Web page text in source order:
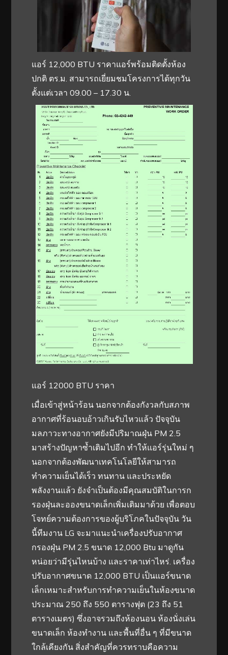
แอร์ 12,000 BTU ราคาแอร์พร้อมติดตั้งห้อง
ปกติ ตร.ม. สามารถเยี่ยมชมโครงการได้ทุกวัน
ตั้งแต่เวลา 09.00 – 17.30 น.
แอร์ 12000 BTU ราคา
เมื่อเข้าสู่หน้าร้อน นอกจากต้องกังวลกับสภาพ
อากาศที่ร้อนอบอ้าวเกินรับไหวแล้ว ปัจจุบัน
มลภาวะทางอากาศยังมีปริมาณฝุ่น PM 2.5
มาสร้างปัญหาซ้ำเติมไปอีก ทำให้แอร์รุ่นใหม่ ๆ
นอกจากต้องพัฒนาเทคโนโลยีให้สามารถ
ทำความเย็นได้เร็ว ทนทาน และประหยัด
พลังงานแล้ว ยังจำเป็นต้องมีคุณสมบัติในการก
รองฝุ่นละอองขนาดเล็กเพิ่มเติมมาด้วย เพื่อตอบ
โจทย์ความต้องการของผู้บริโภคในปัจจุบัน วัน
นี้ทีมงาน LG จะมาแนะนำเครื่องปรับอากาศ
กรองฝุ่น PM 2.5 ขนาด 12,000 Btu มาดูกัน
หน่อยว่ามีรุ่นไหนบ้าง และราคาเท่าไหร่. เครื่อง
ปรับอากาศขนาด 12,000 BTU เป็นแอร์ขนาด
เล็กเหมาะสำหรับการทำความเย็นในห้องขนาด
ประมาณ 250 ถึง 550 ตารางฟุต (23 ถึง 51
ตารางเมตร) ซึ่งอาจรวมถึงห้องนอน ห้องนั่งเล่น
ขนาดเล็ก ห้องทำงาน และพื้นที่อื่น ๆ ที่มีขนาด
ใกล้เคียงกัน สิ่งสำคัญที่ควรทราบคือความ